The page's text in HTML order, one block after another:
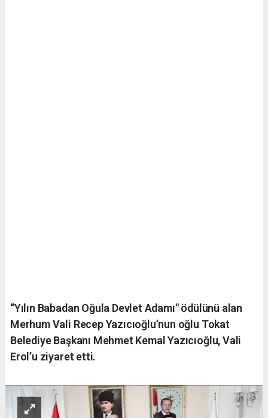
“Yılın Babadan Oğula Devlet Adamı" ödülünü alan
Merhum Vali Recep Yazıcıoğlu’nun oğlu Tokat
Belediye Başkanı Mehmet Kemal Yazıcıoğlu, Vali
Erol’u ziyaret etti.